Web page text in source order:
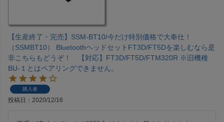
【生産終了・完売】SSM-BT10/今だけ特別価格で大奉仕！
（SSMBT10） BluetoothヘッドセットFT3D/FT5Dを楽しむなら是
非こちらもどうぞ！ 【対応】FT3D/FT5D/FTM320R ※旧機種
BU-１とはペアリングできません。
購入者
投稿日 2020/12/16